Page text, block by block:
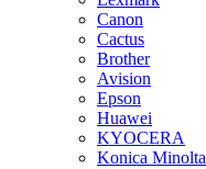
Canon
Cactus
Brother
Avision
Epson
Huawei
KYOCERA
Konica Minolta